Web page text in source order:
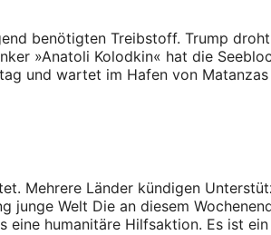
benötigten Treibstoff. Trump
»Anatoli Kolodkin« hat die
und wartet im Hafen von
Mehrere Länder kündigen
junge Welt Die an diesem
humanitäre Hilfsaktion. Es ist